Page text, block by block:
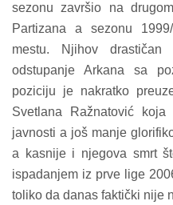
sezonu završio na
Partizana a sezonu
mestu. Njihov
odstupanje Arkana sa
poziciju je nakratko
Svetlana Ražnatović
javnosti a još manje
a kasnije i njegova smrt
ispadanjem iz prve lige
toliko da danas faktički nije